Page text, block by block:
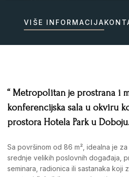
VIŠE INFORMACIJA
“ Metropolitan je prostrana i
konferencijska sala u okviru
prostora Hotela Park u
Sa površinom od 86 m², idealna je
srednje velikih poslovnih događaja,
seminara, radionica ili sastanaka koji